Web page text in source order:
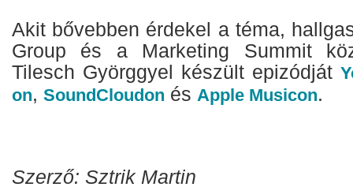
Akit bővebben érdekel a téma,
Group és a Marketing Summit
Tilesch Györggyel készült epizódját
on, SoundCloudon és Apple Musicon.
Szerző: Sztrik Martin